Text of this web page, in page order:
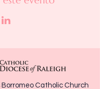
Catholic Church